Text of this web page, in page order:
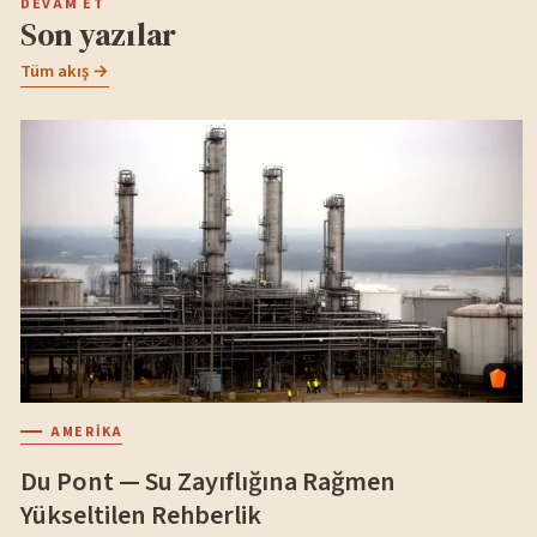
Son yazılar
Tüm akış →
AMERIKA
Du Pont — Su Zayıflığına Rağmen
Yükseltilen Rehberlik